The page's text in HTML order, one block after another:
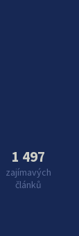
1 497
zajímavých
článků